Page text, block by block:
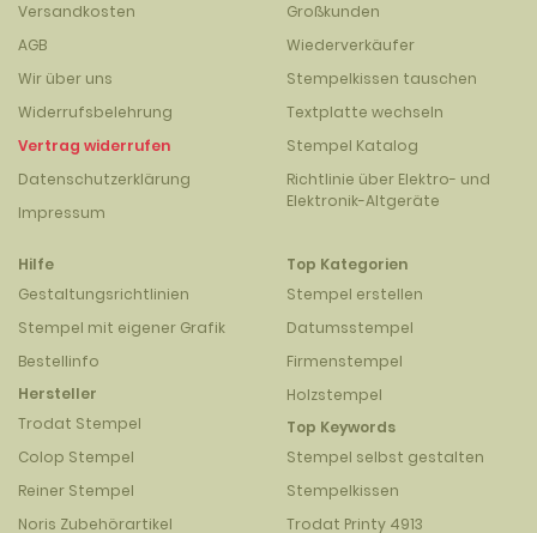
Versandkosten
AGB
Wir über uns
Widerrufsbelehrung
Vertrag widerrufen
Datenschutzerklärung
Impressum
Großkunden
Wiederverkäufer
Stempelkissen tauschen
Textplatte wechseln
Stempel Katalog
Richtlinie über Elektro- und
Elektronik-Altgeräte
Hilfe
Gestaltungsrichtlinien
Stempel mit eigener Grafik
Bestellinfo
Hersteller
Trodat Stempel
Colop Stempel
Reiner Stempel
Noris Zubehörartikel
Top Kategorien
Stempel erstellen
Datumsstempel
Firmenstempel
Holzstempel
Top Keywords
Stempel selbst gestalten
Stempelkissen
Trodat Printy 4913